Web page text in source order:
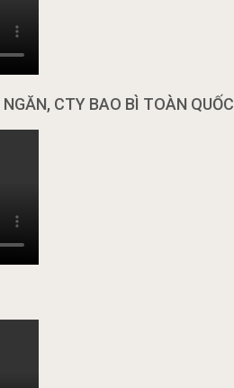
CTY BAO BÌ TOÀN QUỐC